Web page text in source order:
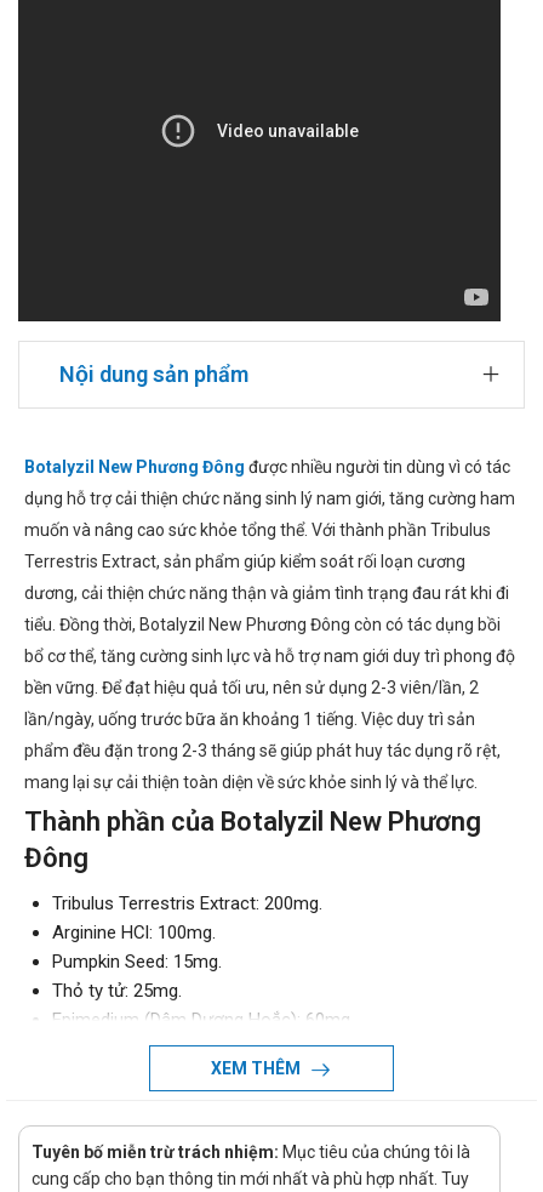
Nội dung sản phẩm
Botalyzil New Phương Đông được nhiều người tin dùng vì có tác
dụng hỗ trợ cải thiện chức năng sinh lý nam giới, tăng cường ham
muốn và nâng cao sức khỏe tổng thể. Với thành phần Tribulus
Terrestris Extract, sản phẩm giúp kiểm soát rối loạn cương
dương, cải thiện chức năng thận và giảm tình trạng đau rát khi đi
tiểu. Đồng thời, Botalyzil New Phương Đông còn có tác dụng bồi
bổ cơ thể, tăng cường sinh lực và hỗ trợ nam giới duy trì phong độ
bền vững. Để đạt hiệu quả tối ưu, nên sử dụng 2-3 viên/lần, 2
lần/ngày, uống trước bữa ăn khoảng 1 tiếng. Việc duy trì sản
phẩm đều đặn trong 2-3 tháng sẽ giúp phát huy tác dụng rõ rệt,
mang lại sự cải thiện toàn diện về sức khỏe sinh lý và thể lực.
Thành phần của Botalyzil New Phương
Đông
Tribulus Terrestris Extract: 200mg.
Arginine HCl: 100mg.
Pumpkin Seed: 15mg.
Thỏ ty tử: 25mg.
Epimedium (Dâm Dương Hoắc): 60mg.
Kẽm gluconate: 150mg.
Dạng bào chế
XEM THÊM
Tuyên bố miễn trừ trách nhiệm: Mục tiêu của chúng tôi là
cung cấp cho bạn thông tin mới nhất và phù hợp nhất. Tuy